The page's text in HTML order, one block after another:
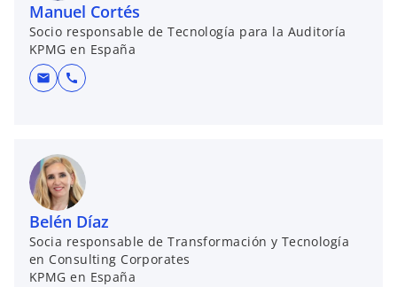
Manuel Cortés
Socio responsable de Tecnología para la Auditoría
KPMG en España
mail call
Belén Díaz
Socia responsable de Transformación y Tecnología
en Consulting Corporates
KPMG en España